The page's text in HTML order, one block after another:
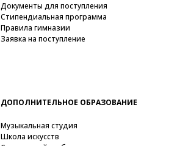
Документы для поступления
Стипендиальная программа
Правила гимназии
Заявка на поступление
ДОПОЛНИТЕЛЬНОЕ ОБРАЗОВАНИЕ
Музыкальная студия
Школа искусств